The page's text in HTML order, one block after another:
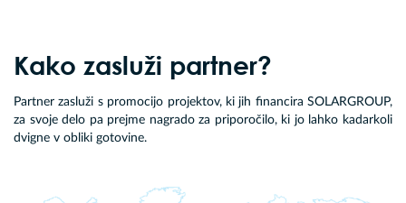
Kako zasluži partner?
Partner zasluži s promocijo projektov, ki jih financira SOLARGROUP,
za svoje delo pa prejme nagrado za priporočilo, ki jo lahko kadarkoli
dvigne v obliki gotovine.